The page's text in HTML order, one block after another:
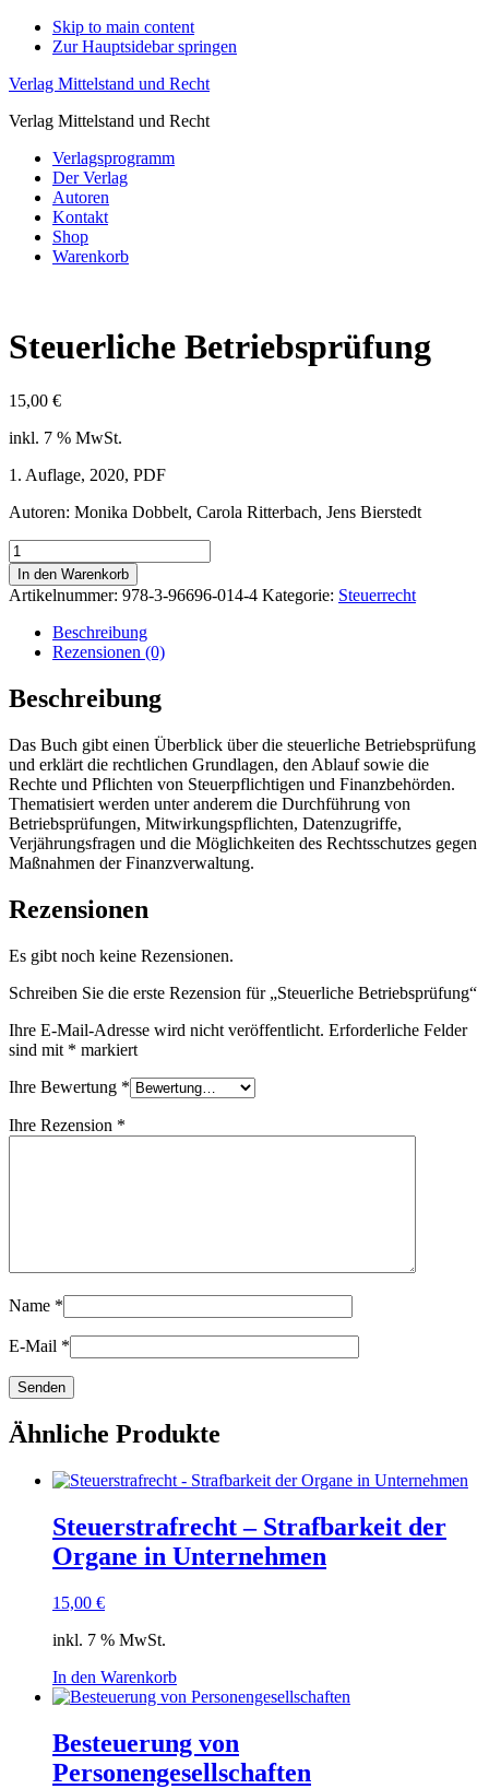
Skip to main content
Zur Hauptsidebar springen
Verlag Mittelstand und Recht
Verlag Mittelstand und Recht
Verlagsprogramm
Der Verlag
Autoren
Kontakt
Shop
Warenkorb
Steuerliche Betriebsprüfung
15,00 €
inkl. 7 % MwSt.
1. Auflage, 2020, PDF
Autoren: Monika Dobbelt, Carola Ritterbach, Jens Bierstedt
Steuerliche
Betriebsprüfung
Menge
In den Warenkorb
Artikelnummer: 978-3-96696-014-4 Kategorie: Steuerrecht
Beschreibung
Rezensionen (0)
Beschreibung
Das Buch gibt einen Überblick über die steuerliche Betriebsprüfung
und erklärt die rechtlichen Grundlagen, den Ablauf sowie die
Rechte und Pflichten von Steuerpflichtigen und Finanzbehörden.
Thematisiert werden unter anderem die Durchführung von
Betriebsprüfungen, Mitwirkungspflichten, Datenzugriffe,
Verjährungsfragen und die Möglichkeiten des Rechtsschutzes gegen
Maßnahmen der Finanzverwaltung.
Rezensionen
Es gibt noch keine Rezensionen.
Schreiben Sie die erste Rezension für „Steuerliche Betriebsprüfung“
Ihre E-Mail-Adresse wird nicht veröffentlicht. Erforderliche Felder
sind mit * markiert
Ihre Bewertung *
Ihre Rezension *
Name *
E-Mail *
Ähnliche Produkte
Steuerstrafrecht – Strafbarkeit der
Organe in Unternehmen
15,00 €
inkl. 7 % MwSt.
In den Warenkorb
Besteuerung von
Personengesellschaften